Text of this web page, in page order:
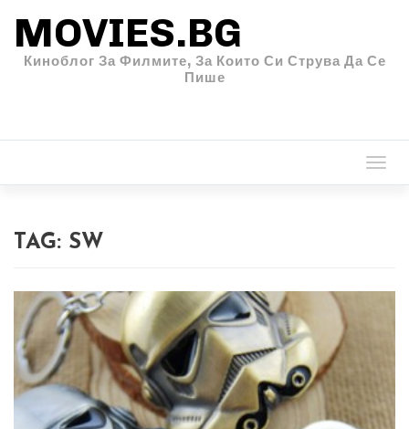
MOVIES.BG
Киноблог За Филмите, За Които Си Струва Да Се
Пише
TAG: SW